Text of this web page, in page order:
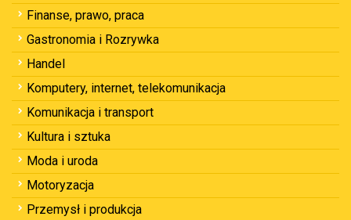
Finanse, prawo, praca
Gastronomia i Rozrywka
Handel
Komputery, internet, telekomunikacja
Komunikacja i transport
Kultura i sztuka
Moda i uroda
Motoryzacja
Przemysł i produkcja